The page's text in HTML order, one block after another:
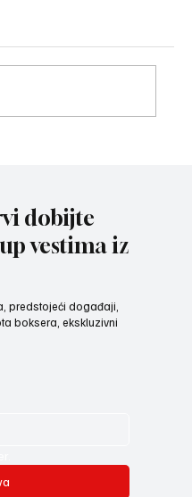
dobijte
vestima iz
predstojeći događaji,
boksera, ekskluzivni